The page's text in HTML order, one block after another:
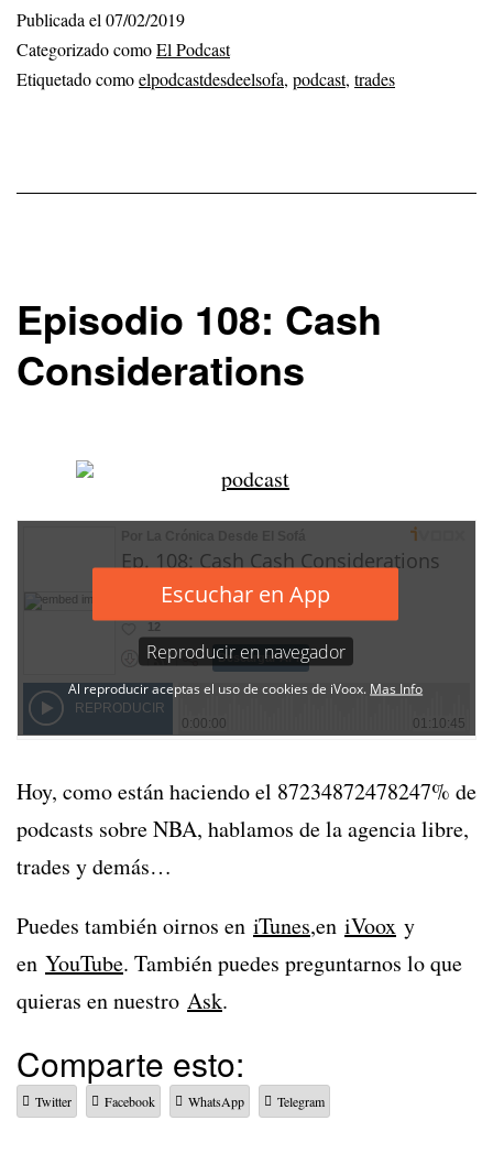
Ep.
141
–
Publicada el07/02/2019
Categorizado comoEl Podcast
Etiquetado comoelpodcastdesdeelsofa, podcast, trades
Episodio 108: Cash
Considerations
Hoy, como están haciendo el 87234872478247% de
podcasts sobre NBA, hablamos de la agencia libre,
trades y demás…
Puedes también oirnos en iTunes,en iVoox y
en YouTube. También puedes preguntarnos lo que
quieras en nuestro Ask.
Comparte esto:
Twitter Facebook WhatsApp Telegram